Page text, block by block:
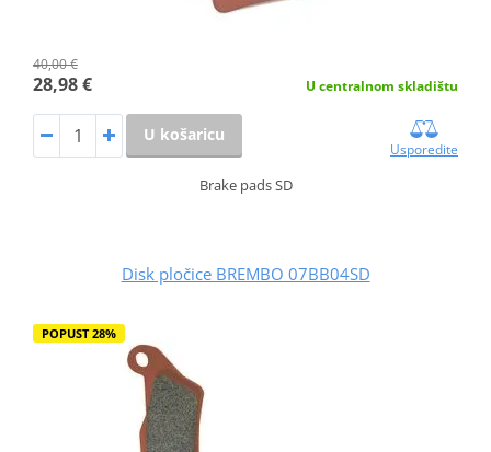
40,00 €
28,98 € U centralnom skladištu
U košaricu
Usporedite
Brake pads SD
Disk pločice BREMBO 07BB04SD
POPUST 28%